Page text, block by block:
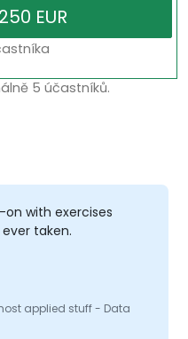
5 účastníků.
with exercises
taken.
applied stuff - Data